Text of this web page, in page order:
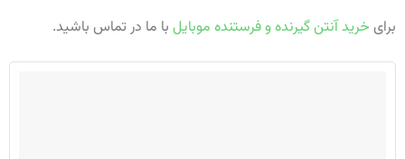
برای خرید آنتن گیرنده و فرستنده موبایل با ما در تماس باشید.